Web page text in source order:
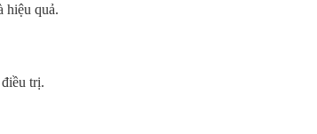
hiệu quả.
trị.